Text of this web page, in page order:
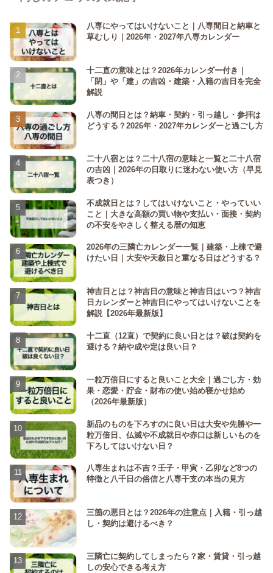
八専にやってはいけないこと｜八専間日と納車と
草むしり｜2026年・2027年八専カレンダー
十二直の意味とは？2026年カレンダー付き｜
「閉」や「建」の吉凶・建築・入籍の吉日を完全
解説
八専の間日とは？納車・契約・引っ越し・参拝は
どうする？2026年・2027年カレンダーと過ごし方
二十八宿とは？二十八宿の意味と一覧と二十八宿
の吉凶｜2026年の日取りに迷わない使い方（早見
表つき）
不成就日とは？してはいけないこと・やっていい
こと｜大きな高額の買い物や支払い・面接・契約
の不安をやさしく整える暦の知恵
2026年の三隣亡カレンダー一覧｜建築・上棟で避
けたい日｜大安や天赦日と重なる日はどうする？
神吉日とは？神吉日の意味と神吉日はいつ？神吉
日カレンダーと神吉日にやってはいけないことを
解説【2026年最新版】
十二直（12直）で契約に良い日とは？破は契約を
避ける？納や成や定は良い日？
一粒万倍日にすると良いこと大全｜過ごし方・効
果・恋愛・貯金・財布の使い始め寝かせ始め
（2026年最新版）
新品のものを下ろすのに良い日は大安や先勝や一
粒万倍日、仏滅や不成就日や赤口は新しいものを
下ろしてはいけない日？
八専生まれは不吉？壬子・甲寅・乙卯など8つの
特徴と八千日の俗信と八専干支の本当の見方
三箇の悪日とは？2026年の注意点｜入籍・引っ越
し・契約は避けるべき？
三隣亡に契約してしまったら？家・賃貸・引っ越
しの安心できる考え方